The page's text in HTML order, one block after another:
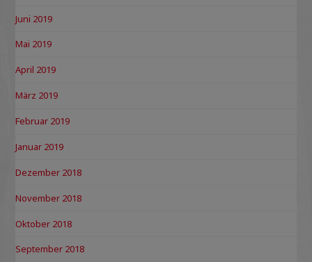
Juni 2019
Mai 2019
April 2019
März 2019
Februar 2019
Januar 2019
Dezember 2018
November 2018
Oktober 2018
September 2018